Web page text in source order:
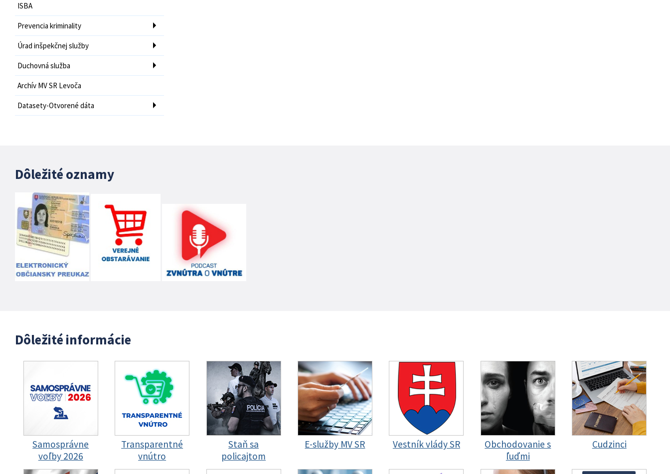
ISBA
Prevencia kriminality
Úrad inšpekčnej služby
Duchovná služba
Archív MV SR Levoča
Datasety-Otvorené dáta
Dôležité oznamy
Dôležité informácie
Samosprávne
voľby 2026
Transparentné
vnútro
Staň sa
policajtom
E-služby MV SR Vestník vlády SR
Obchodovanie s
ľuďmi
Cudzinci